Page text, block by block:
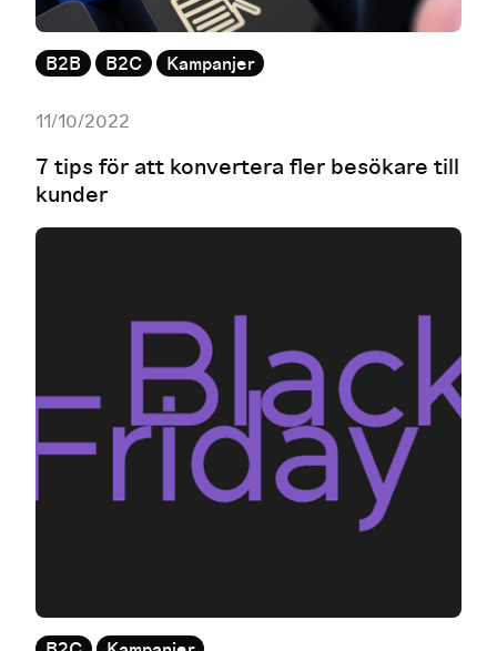
B2B B2C Kampanjer
11/10/2022
7 tips för att konvertera fler besökare till
kunder